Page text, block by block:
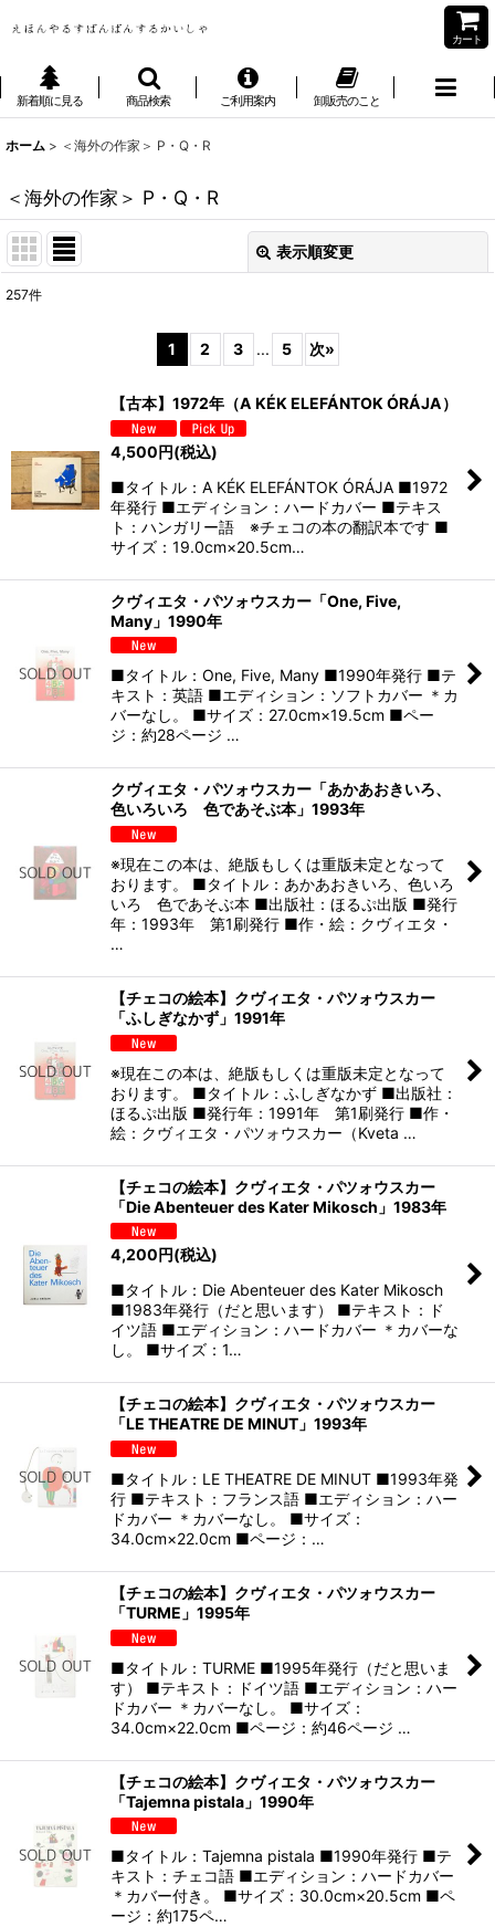
カート
新着順に見る 商品検索 ご利用案内 卸販売のこと
ホーム > ＜海外の作家＞ P・Q・R
＜海外の作家＞ P・Q・R
表示順変更
サブカテゴリ
並び順:
絞り込む
257件
1 2 3 ... 5 次»
【古本】1972年（A KÉK ELEFÁNTOK ÓRÁJA）
4,500円(税込)
■タイトル：A KÉK ELEFÁNTOK ÓRÁJA ■1972
年発行 ■エディション：ハードカバー ■テキス
ト：ハンガリー語 ※チェコの本の翻訳本です ■
サイズ：19.0cm×20.5cm…
クヴィエタ・パツォウスカー「One, Five,
Many」1990年
■タイトル：One, Five, Many ■1990年発行 ■テ
キスト：英語 ■エディション：ソフトカバー ＊カ
バーなし。 ■サイズ：27.0cm×19.5cm ■ペー
ジ：約28ページ …
クヴィエタ・パツォウスカー「あかあおきいろ、
色いろいろ 色であそぶ本」1993年
※現在この本は、絶版もしくは重版未定となって
おります。 ■タイトル：あかあおきいろ、色いろ
いろ 色であそぶ本 ■出版社：ほるぷ出版 ■発行
年：1993年 第1刷発行 ■作・絵：クヴィエタ・
…
【チェコの絵本】クヴィエタ・パツォウスカー
「ふしぎなかず」1991年
※現在この本は、絶版もしくは重版未定となって
おります。 ■タイトル：ふしぎなかず ■出版社：
ほるぷ出版 ■発行年：1991年 第1刷発行 ■作・
絵：クヴィエタ・パツォウスカー（Kveta …
【チェコの絵本】クヴィエタ・パツォウスカー
「Die Abenteuer des Kater Mikosch」1983年
4,200円(税込)
■タイトル：Die Abenteuer des Kater Mikosch
■1983年発行（だと思います） ■テキスト：ド
イツ語 ■エディション：ハードカバー ＊カバーな
し。 ■サイズ：1…
【チェコの絵本】クヴィエタ・パツォウスカー
「LE THEATRE DE MINUT」1993年
■タイトル：LE THEATRE DE MINUT ■1993年発
行 ■テキスト：フランス語 ■エディション：ハー
ドカバー ＊カバーなし。 ■サイズ：
34.0cm×22.0cm ■ページ：…
【チェコの絵本】クヴィエタ・パツォウスカー
「TURME」1995年
■タイトル：TURME ■1995年発行（だと思いま
す） ■テキスト：ドイツ語 ■エディション：ハー
ドカバー ＊カバーなし。 ■サイズ：
34.0cm×22.0cm ■ページ：約46ページ …
【チェコの絵本】クヴィエタ・パツォウスカー
「Tajemna pistala」1990年
■タイトル：Tajemna pistala ■1990年発行 ■テ
キスト：チェコ語 ■エディション：ハードカバー
＊カバー付き。 ■サイズ：30.0cm×20.5cm ■ペ
ージ：約175ペ…